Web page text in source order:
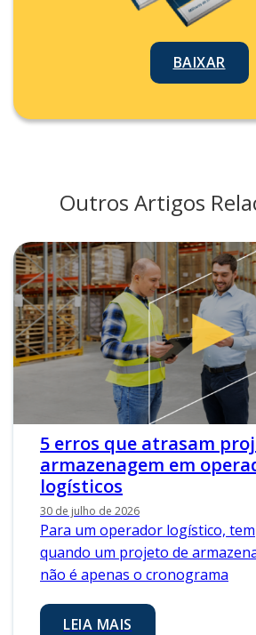
BAIXAR
Outros Artigos
5 erros que atrasam
armazenagem em
logísticos
30 de julho de 2026
Para um operador logístico,
quando um projeto de
não é apenas o cronograma
LEIA MAIS